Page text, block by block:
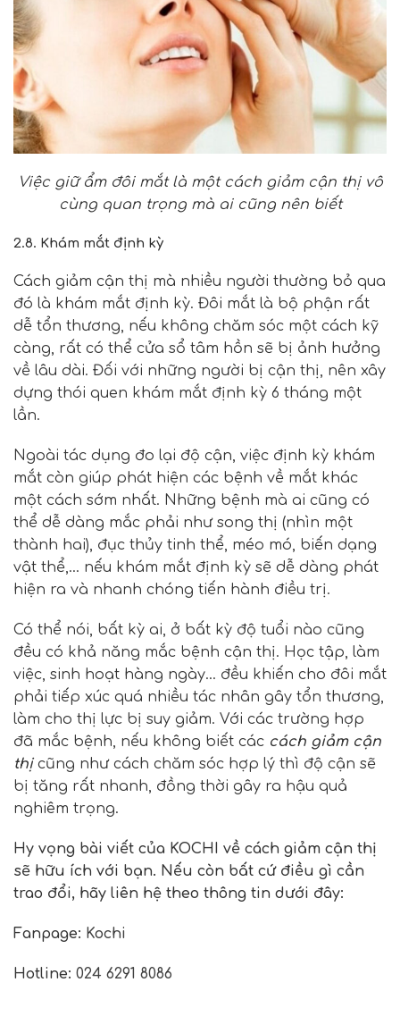
Việc giữ ẩm đôi mắt là một cách giảm cận thị vô
cùng quan trọng mà ai cũng nên biết
2.8. Khám mắt định kỳ
Cách giảm cận thị mà nhiều người thường bỏ qua
đó là khám mắt định kỳ. Đôi mắt là bộ phận rất
dễ tổn thương, nếu không chăm sóc một cách kỹ
càng, rất có thể cửa sổ tâm hồn sẽ bị ảnh hưởng
về lâu dài. Đối với những người bị cận thị, nên xây
dựng thói quen khám mắt định kỳ 6 tháng một
lần.
Ngoài tác dụng đo lại độ cận, việc định kỳ khám
mắt còn giúp phát hiện các bệnh về mắt khác
một cách sớm nhất. Những bệnh mà ai cũng có
thể dễ dàng mắc phải như song thị (nhìn một
thành hai), đục thủy tinh thể, méo mó, biến dạng
vật thể,… nếu khám mắt định kỳ sẽ dễ dàng phát
hiện ra và nhanh chóng tiến hành điều trị.
Có thể nói, bất kỳ ai, ở bất kỳ độ tuổi nào cũng
đều có khả năng mắc bệnh cận thị. Học tập, làm
việc, sinh hoạt hàng ngày… đều khiến cho đôi mắt
phải tiếp xúc quá nhiều tác nhân gây tổn thương,
làm cho thị lực bị suy giảm. Với các trường hợp
đã mắc bệnh, nếu không biết các cách giảm cận
thịcũng như cách chăm sóc hợp lý thì độ cận sẽ
bị tăng rất nhanh, đồng thời gây ra hậu quả
nghiêm trọng.
Hy vọng bài viết của KOCHI về cách giảm cận thị
sẽ hữu ích với bạn. Nếu còn bất cứ điều gì cần
trao đổi, hãy liên hệ theo thông tin dưới đây:
Fanpage: Kochi
Hotline: 024 6291 8086